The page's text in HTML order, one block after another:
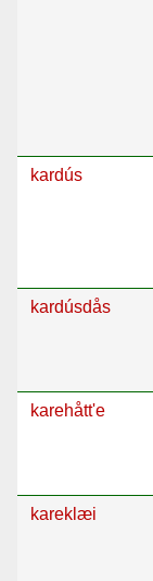
kardús
kardúsdås
karehått'e
kareklæi